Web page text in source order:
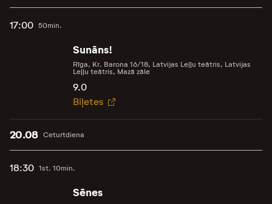
17:00 50min.
Sunāns!
Rīga, Kr. Barona 16/18, Latvijas Leļļu teātris, Latvijas
Leļļu teātris, Mazā zāle
9.0
Biļetes
Ceturtdiena
20.08
18:30 1st. 10min.
Sēnes